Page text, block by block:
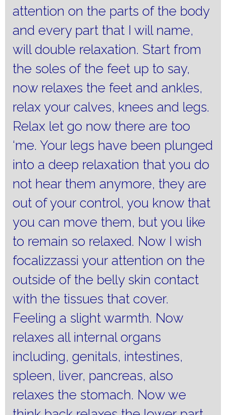
attention on the parts of the body
and every part that I will name,
will double relaxation. Start from
the soles of the feet up to say,
now relaxes the feet and ankles,
relax your calves, knees and legs.
Relax let go now there are too
‘me. Your legs have been plunged
into a deep relaxation that you do
not hear them anymore, they are
out of your control, you know that
you can move them, but you like
to remain so relaxed. Now I wish
focalizzassi your attention on the
outside of the belly skin contact
with the tissues that cover.
Feeling a slight warmth. Now
relaxes all internal organs
including, genitals, intestines,
spleen, liver, pancreas, also
relaxes the stomach. Now we